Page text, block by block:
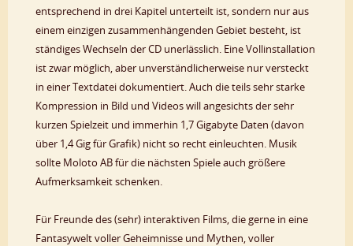
entsprechend in drei Kapitel unterteilt ist, sondern nur aus
einem einzigen zusammenhängenden Gebiet besteht, ist
ständiges Wechseln der CD unerlässlich. Eine Vollinstallation
ist zwar möglich, aber unverständlicherweise nur versteckt
in einer Textdatei dokumentiert. Auch die teils sehr starke
Kompression in Bild und Videos will angesichts der sehr
kurzen Spielzeit und immerhin 1,7 Gigabyte Daten (davon
über 1,4 Gig für Grafik) nicht so recht einleuchten. Musik
sollte Moloto AB für die nächsten Spiele auch größere
Aufmerksamkeit schenken.
Für Freunde des (sehr) interaktiven Films, die gerne in eine
Fantasywelt voller Geheimnisse und Mythen, voller